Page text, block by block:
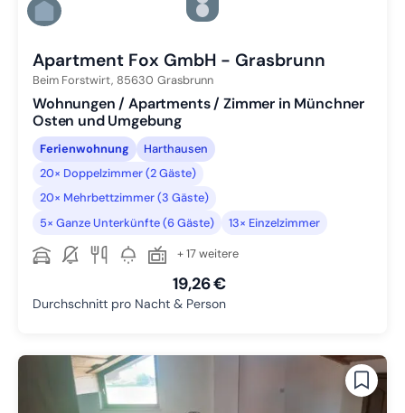
Zu Slide 5 wechseln
Zu Slide 6 wechseln
Apartment Fox GmbH - Grasbrunn
Beim Forstwirt, 85630 Grasbrunn
Wohnungen / Apartments / Zimmer in Münchner
Osten und Umgebung
Ferienwohnung
Harthausen
20× Doppelzimmer (2 Gäste)
20× Mehrbettzimmer (3 Gäste)
5× Ganze Unterkünfte (6 Gäste)
13× Einzelzimmer
+ 17 weitere
19,26 €
Durchschnitt pro Nacht & Person